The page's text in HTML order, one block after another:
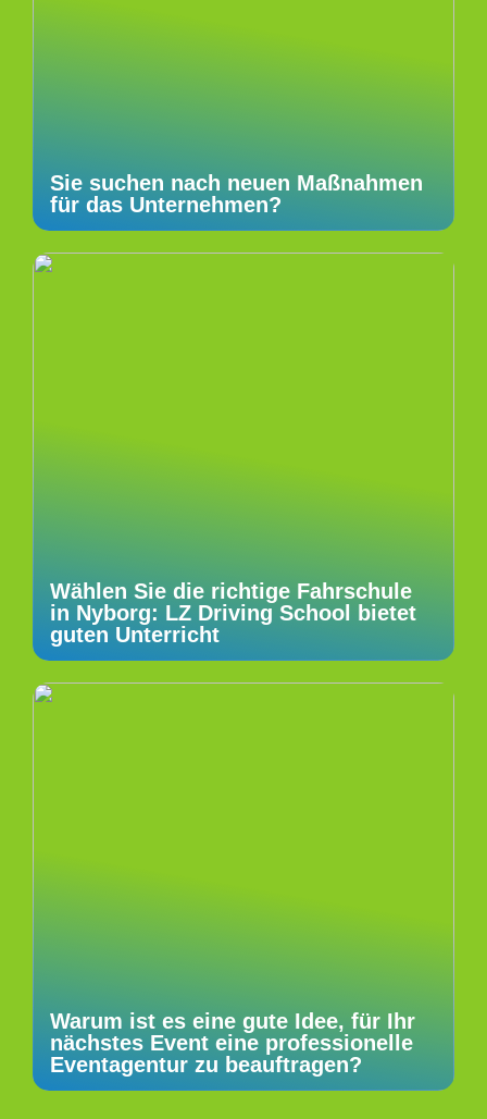
Sie suchen nach neuen Maßnahmen
für das Unternehmen?
Wählen Sie die richtige Fahrschule
in Nyborg: LZ Driving School bietet
guten Unterricht
Warum ist es eine gute Idee, für Ihr
nächstes Event eine professionelle
Eventagentur zu beauftragen?